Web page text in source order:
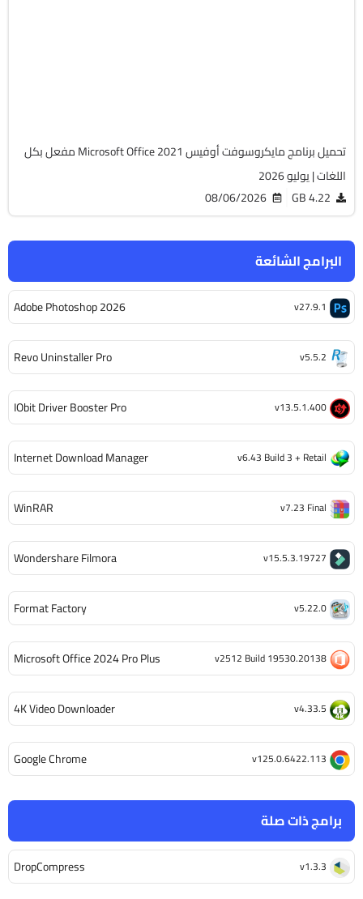
برامج ذات صلة
DropCompress v1.3.3
البرامج الشائعة
Adobe Photoshop 2026 v27.9.1
Revo Uninstaller Pro v5.5.2
IObit Driver Booster Pro v13.5.1.400
Internet Download Manager v6.43 Build 3 + Retail
WinRAR v7.23 Final
Wondershare Filmora v15.5.3.19727
Format Factory v5.22.0
Microsoft Office 2024 Pro Plus v2512 Build 19530.20138
4K Video Downloader v4.33.5
Google Chrome v125.0.6422.113
تحميل برنامج مايكروسوفت أوفيس Microsoft Office 2021 مفعل بكل
اللغات | يوليو 2026
4.22 GB
08/06/2026